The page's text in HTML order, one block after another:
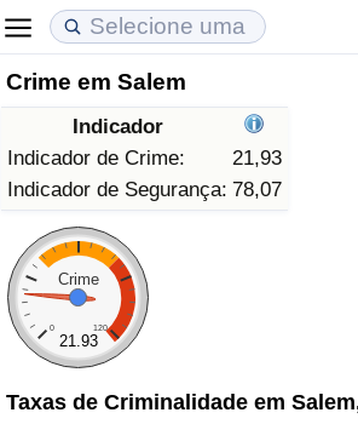
Crime em Salem
Indicador
Indicador de Crime:
21,93
Indicador de Segurança: 78,07
Crime
0 120
21.93
Taxas de Criminalidade em
Custo de Vida
Indicador de Custo de Vida (Atual)
Indicador de Custo de Vida
Indicador de Custo de Vida Por País
em Aqaba
Preços de Imóveis
Indicador de Preços de Imóveis
Indicador de Preços de Imóveis
Indicador de Preços de Imóveis por
Qualidade de Vida
Indicador de Qualidade de Vida
Indicador de Qualidade de Vida
Índice de qualidade de vida por país
Crime
Taxa do Indicador de Crime (Atual)